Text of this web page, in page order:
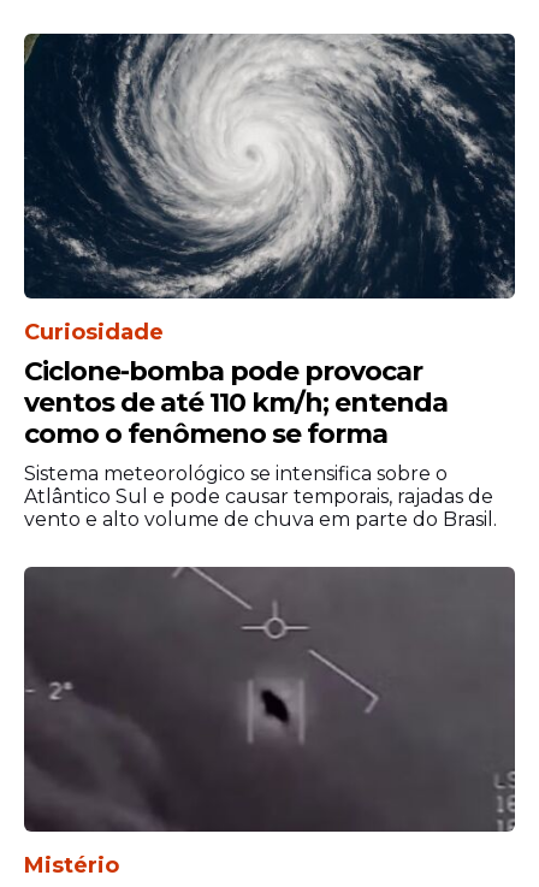
veja valores
Veja Também
Curiosidade
Ciclone-bomba pode provocar
ventos de até 110 km/h; entenda
como o fenômeno se forma
Sistema meteorológico se intensifica sobre o
Atlântico Sul e pode causar temporais, rajadas de
vento e alto volume de chuva em parte do Brasil.
Mistério